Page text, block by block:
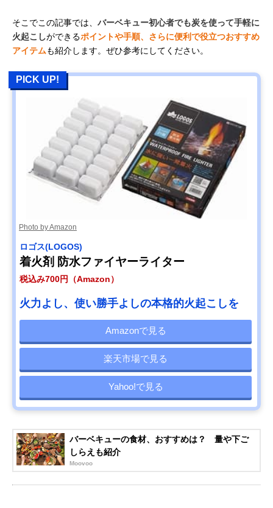
そこでこの記事では、 バーベキュー初心者でも炭を使って手軽に
火起こしができるポイントや手順、さらに便利で役立つおすすめ
アイテムも紹介します。ぜひ参考にしてください。
PICK UP!
Photo by Amazon
ロゴス(LOGOS)
着火剤 防水ファイヤーライター
税込み700円（Amazon）
火力よし、使い勝手よしの本格的火起こしを
Amazonで見る
楽天市場で見る
Yahoo!で見る
バーベキューの食材、おすすめは？ 量や下ご
しらえも紹介
Moovoo